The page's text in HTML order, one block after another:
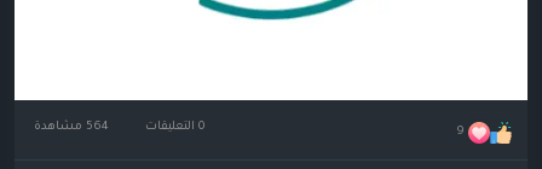
9 0 التعليقات